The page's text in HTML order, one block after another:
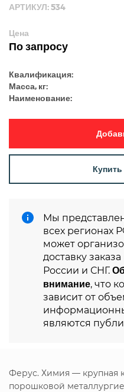
АРТИКУЛ: 534
Цена
По запросу
Квалификация:
Масса, кг:
Наименование:
Мы
всех регионах
может
доставку
России и СНГ.
внимание, что
зависит от
являются
Ферус. Химия — крупная
порошковой